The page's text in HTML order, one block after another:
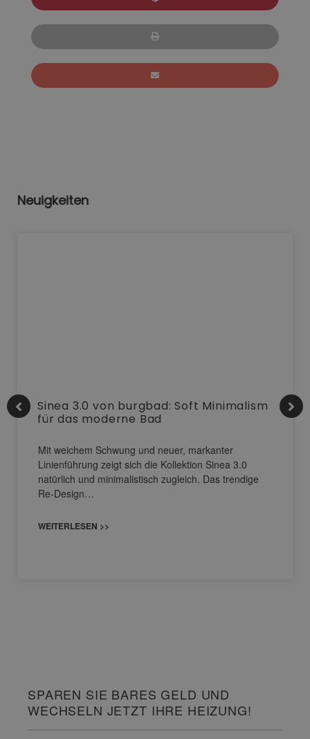
Neuigkeiten
Sinea 3.0 von burgbad: Soft Minimalism
für das moderne Bad
Mit weichem Schwung und neuer, markanter
Linienführung zeigt sich die Kollektion Sinea 3.0
natürlich und minimalistisch zugleich. Das trendige
Re-Design…
WEITERLESEN >>
SPAREN SIE BARES GELD UND
WECHSELN JETZT IHRE HEIZUNG!